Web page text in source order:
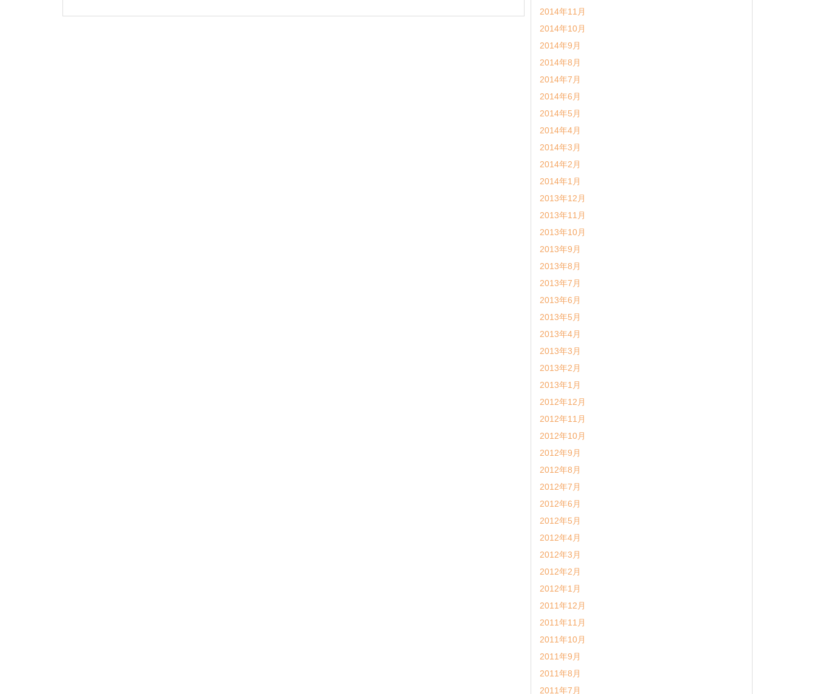
2014年11月
2014年10月
2014年9月
2014年8月
2014年7月
2014年6月
2014年5月
2014年4月
2014年3月
2014年2月
2014年1月
2013年12月
2013年11月
2013年10月
2013年9月
2013年8月
2013年7月
2013年6月
2013年5月
2013年4月
2013年3月
2013年2月
2013年1月
2012年12月
2012年11月
2012年10月
2012年9月
2012年8月
2012年7月
2012年6月
2012年5月
2012年4月
2012年3月
2012年2月
2012年1月
2011年12月
2011年11月
2011年10月
2011年9月
2011年8月
2011年7月